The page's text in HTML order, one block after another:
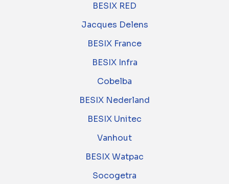
BESIX RED
Jacques Delens
BESIX France
BESIX Infra
Cobelba
BESIX Nederland
BESIX Unitec
Vanhout
BESIX Watpac
Socogetra